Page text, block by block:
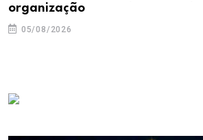
organização
05/08/2026